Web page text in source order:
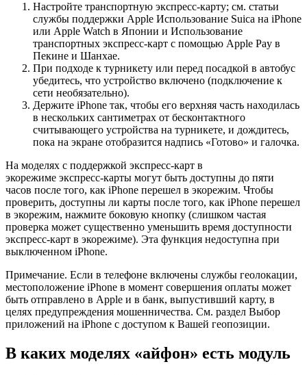
Настройте транспортную экспресс-карту; см. статьи
службы поддержки Apple Использование Suica на iPhone
или Apple Watch в Японии и Использование
транспортных экспресс-карт с помощью Apple Pay в
Пекине и Шанхае.
При подходе к турникету или перед посадкой в автобус
убедитесь, что устройство включено (подключение к
сети необязательно).
Держите iPhone так, чтобы его верхняя часть находилась
в нескольких сантиметрах от бесконтактного
считывающего устройства на турникете, и дождитесь,
пока на экране отобразится надпись «Готово» и галочка.
На моделях с поддержкой экспресс-карт в
экорежиме экспресс-карты могут быть доступны до пяти
часов после того, как iPhone перешел в экорежим. Чтобы
проверить, доступны ли карты после того, как iPhone перешел
в экорежим, нажмите боковую кнопку (слишком частая
проверка может существенно уменьшить время доступности
экспресс-карт в экорежиме). Эта функция недоступна при
выключенном iPhone.
Примечание. Если в телефоне включены службы геолокации,
местоположение iPhone в момент совершения оплаты может
быть отправлено в Apple и в банк, выпустивший карту, в
целях предупреждения мошенничества. См. раздел Выбор
приложений на iPhone с доступом к Вашей геопозиции.
В каких моделях «айфон» есть модуль